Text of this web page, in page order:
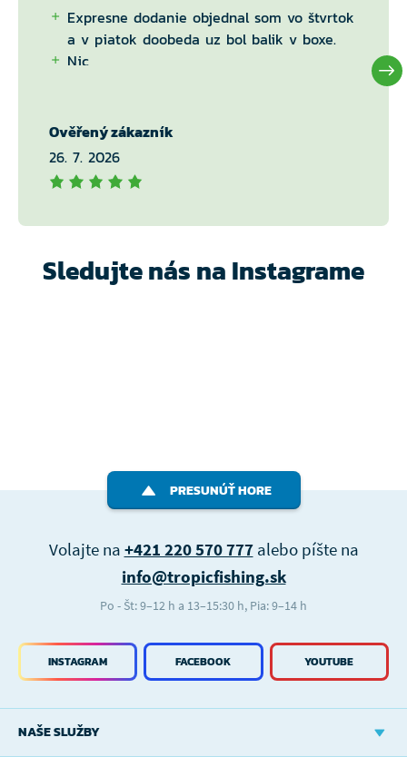
Expresne dodanie objednal som vo štvrtok
a v piatok doobeda uz bol balik v boxe.
Nic
Ověřený zákazník
26. 7. 2026
Sledujte nás na Instagrame
PRESUNÚŤ HORE
NAŠE SLUŽBY
INSTAGRAM FACEBOOK YOUTUBE
Volajte na +421 220 570 777alebo píšte na
info@tropicfishing.sk
Po - Št: 9–12 h a 13–15:30 h, Pia: 9–14 h